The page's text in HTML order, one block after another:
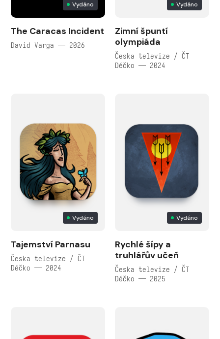
Vydáno
The Caracas Incident
David Varga — 2026
Vydáno
Zimní špuntí
olympiáda
Česka televize / ČT
Déčko — 2024
Vydáno
Tajemství Parnasu
Česka televize / ČT
Déčko — 2024
Vydáno
Rychlé šípy a
truhlářův učeň
Česka televize / ČT
Déčko — 2025